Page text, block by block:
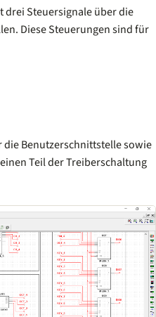
drei Steuersignale über die
Diese Steuerungen sind für
Benutzerschnittstelle sowie
Teil der Treiberschaltung